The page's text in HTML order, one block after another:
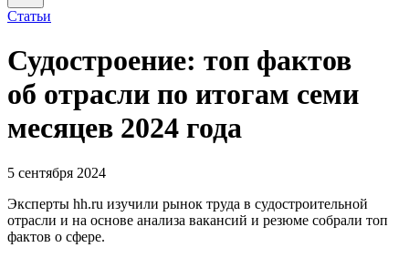
Статьи
Судостроение: топ фактов
об отрасли по итогам семи
месяцев 2024 года
5 сентября 2024
Эксперты hh.ru изучили рынок труда в судостроительной
отрасли и на основе анализа вакансий и резюме собрали топ
фактов о сфере.